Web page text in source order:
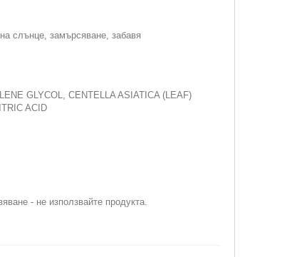
слънце, замърсяване, забавя
GLYCOL, CENTELLA ASIATICA (LEAF)
ACID
- не използвайте продукта.